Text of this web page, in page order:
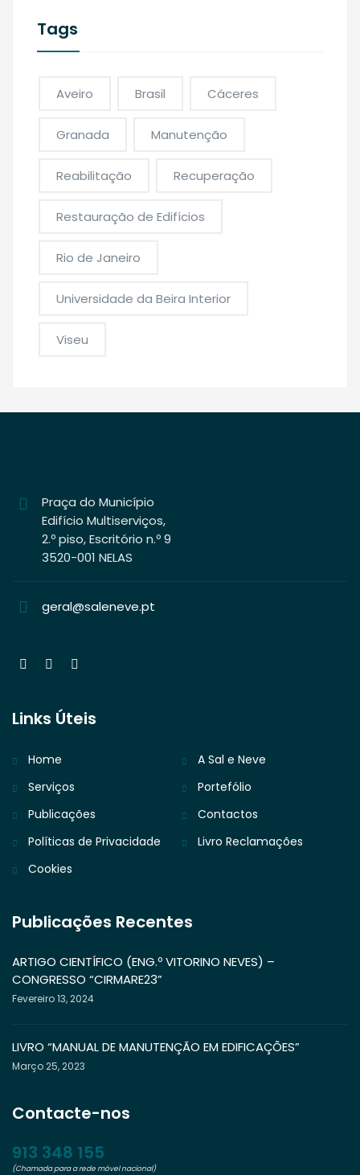
Tags
Aveiro Brasil Cáceres
Granada Manutenção
Reabilitação Recuperação
Restauração de Edifícios
Rio de Janeiro
Universidade da Beira Interior
Viseu
Praça do Município
Edifício Multiserviços,
2.º piso, Escritório n.º 9
3520-001 NELAS
geral@saleneve.pt
Links Úteis
Home
A Sal e Neve
Serviços
Portefólio
Publicações
Contactos
Políticas de Privacidade
Livro Reclamações
Cookies
Publicações Recentes
ARTIGO CIENTÍFICO (ENG.º VITORINO NEVES) –
CONGRESSO “CIRMARE23”
Fevereiro 13, 2024
LIVRO “MANUAL DE MANUTENÇÃO EM EDIFICAÇÕES”
Março 25, 2023
Contacte-nos
913 348 155
(Chamada para a rede móvel nacional)